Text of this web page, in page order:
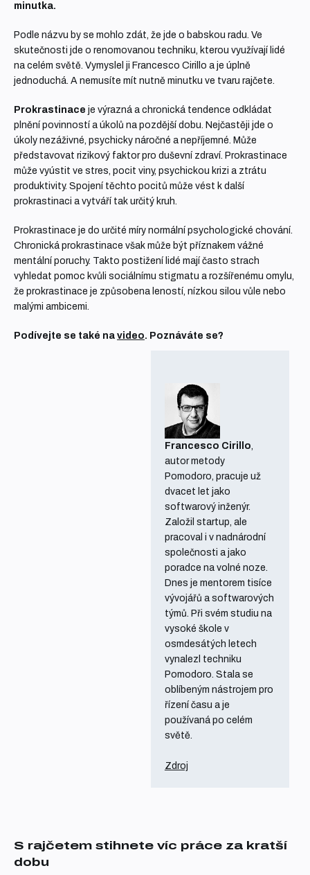
minutka.
Podle názvu by se mohlo zdát, že jde o babskou radu. Ve
skutečnosti jde o renomovanou techniku, kterou využívají lidé
na celém světě. Vymyslel ji Francesco Cirillo a je úplně
jednoduchá. A nemusíte mít nutně minutku ve tvaru rajčete.
Prokrastinace je výrazná a chronická tendence odkládat
plnění povinností a úkolů na pozdější dobu. Nejčastěji jde o
úkoly nezáživné, psychicky náročné a nepříjemné. Může
představovat rizikový faktor pro duševní zdraví. Prokrastinace
může vyústit ve stres, pocit viny, psychickou krizi a ztrátu
produktivity. Spojení těchto pocitů může vést k další
prokrastinaci a vytváří tak určitý kruh.
Prokrastinace je do určité míry normální psychologické chování.
Chronická prokrastinace však může být příznakem vážné
mentální poruchy. Takto postižení lidé mají často strach
vyhledat pomoc kvůli sociálnímu stigmatu a rozšířenému omylu,
že prokrastinace je způsobena leností, nízkou silou vůle nebo
malými ambicemi.
Podívejte se také na video. Poznáváte se?
Francesco Cirillo,
autor metody
Pomodoro, pracuje už
dvacet let jako
softwarový inženýr.
Založil startup, ale
pracoval i v nadnárodní
společnosti a jako
poradce na volné noze.
Dnes je mentorem tisíce
vývojářů a softwarových
týmů. Při svém studiu na
vysoké škole v
osmdesátých letech
vynalezl techniku
Pomodoro. Stala se
oblíbeným nástrojem pro
řízení času a je
používaná po celém
světě.
Zdroj
S rajčetem stihnete víc práce za kratší
dobu